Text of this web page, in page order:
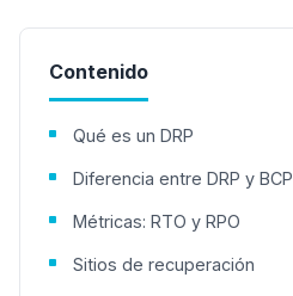
Contenido
Qué es un DRP
Diferencia entre DRP y BCP
Métricas: RTO y RPO
Sitios de recuperación